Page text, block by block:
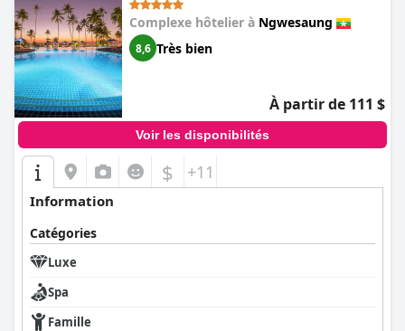
Complexe hôtelier à Ngwesaung
8,6 Très bien
À partir de 111 $
Voir les disponibilités
$ +11
Information
Catégories
Luxe
Spa
Famille